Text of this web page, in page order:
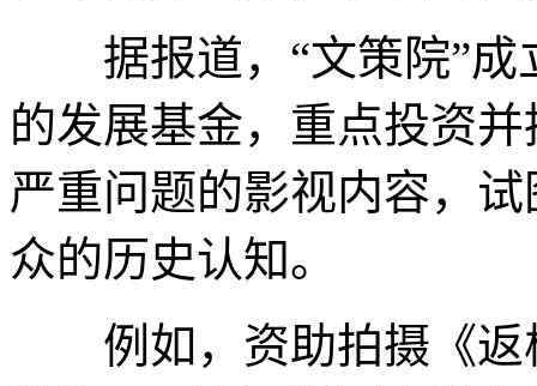
据报道，“文策院”成
的发展基金，重点投资
严重问题的影视内容，
众的历史认知。
例如，资助拍摄《返